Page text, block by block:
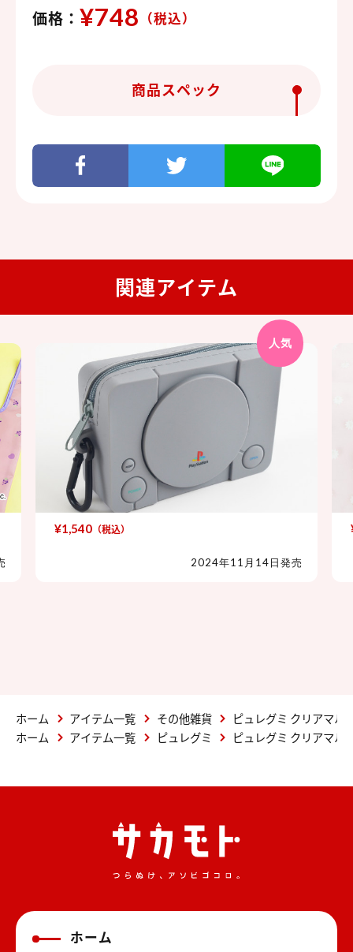
価格： ¥748 （税込）
商品スペック
関連アイテム
人気
PlayStation™ シリコーンポーチ
¥1,540 （税込）
2024年11月14日発売
ホーム アイテム一覧 その他雑貨
ピュレグミ クリアマル
ホーム
アイテム一覧 ピュレグミ ピュレグミ クリアマル
ホーム